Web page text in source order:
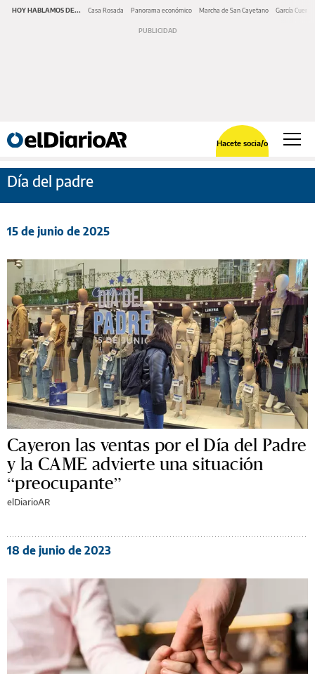
HOY HABLAMOS DE... Casa Rosada Panorama económico Marcha de San Cayetano García Cuerva
Hacete socia/o
Día del padre
15 de junio de 2025
Cayeron las ventas por el Día del Padre
y la CAME advierte una situación
“preocupante”
elDiarioAR
18 de junio de 2023